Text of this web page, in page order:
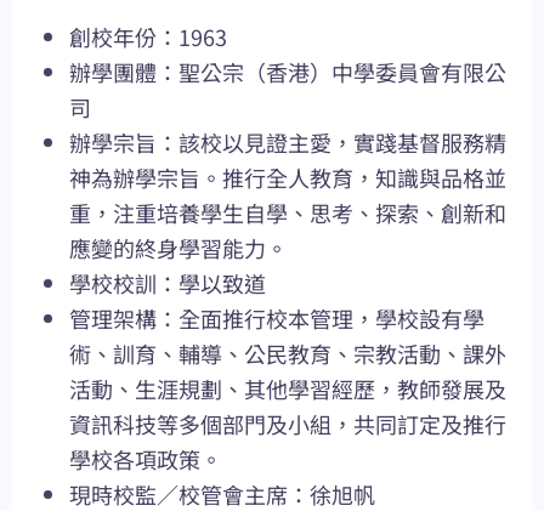
創校年份：1963
辦學團體：聖公宗（香港）中學委員會有限公
司
辦學宗旨：該校以見證主愛，實踐基督服務精
神為辦學宗旨。推行全人教育，知識與品格並
重，注重培養學生自學、思考、探索、創新和
應變的終身學習能力。
學校校訓：學以致道
管理架構：全面推行校本管理，學校設有學
術、訓育、輔導、公民教育、宗教活動、課外
活動、生涯規劃、其他學習經歷，教師發展及
資訊科技等多個部門及小組，共同訂定及推行
學校各項政策。
現時校監／校管會主席：徐旭帆